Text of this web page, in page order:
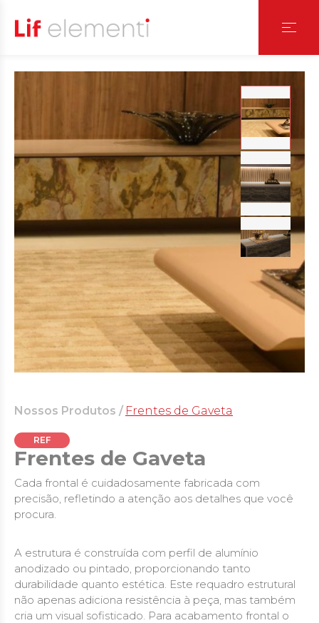
Nossos Produtos / Frentes de Gaveta
Frentes de Gaveta
REF
Cada frontal é cuidadosamente fabricada com
precisão, refletindo a atenção aos detalhes que você
procura.
A estrutura é construída com perfil de alumínio
anodizado ou pintado, proporcionando tanto
durabilidade quanto estética. Este requadro estrutural
não apenas adiciona resistência à peça, mas também
cria um visual sofisticado. Para acabamento frontal o